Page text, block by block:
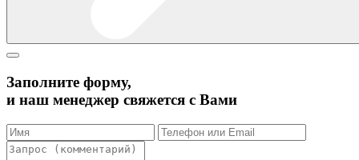
Заполните форму,
и наш менеджер свяжется с Вами